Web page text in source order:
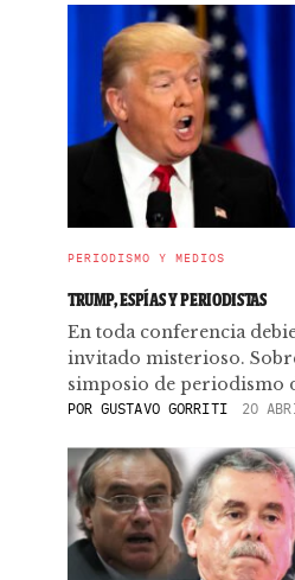
PERIODISMO Y MEDIOS
TRUMP, ESPÍAS Y PERIODISTAS
En toda conferencia
invitado misterioso.
simposio de periodismo
POR GUSTAVO GORRITI 20